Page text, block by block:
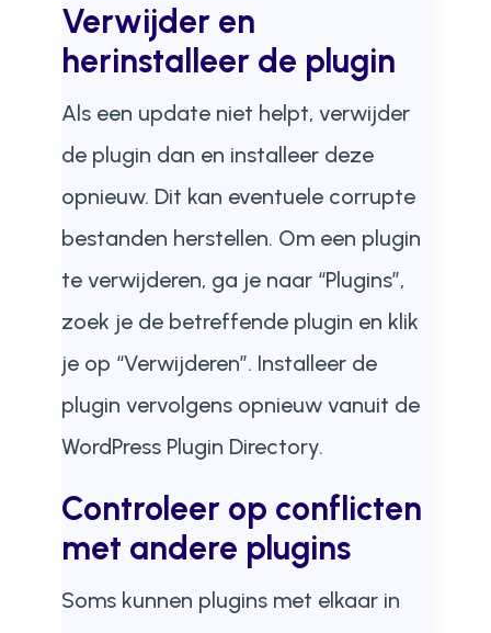
Verwijder en
herinstalleer de plugin
Als een update niet helpt, verwijder
de plugin dan en installeer deze
opnieuw. Dit kan eventuele corrupte
bestanden herstellen. Om een plugin
te verwijderen, ga je naar “Plugins”,
zoek je de betreffende plugin en klik
je op “Verwijderen”. Installeer de
plugin vervolgens opnieuw vanuit de
WordPress Plugin Directory.
Controleer op conflicten
met andere plugins
Soms kunnen plugins met elkaar in